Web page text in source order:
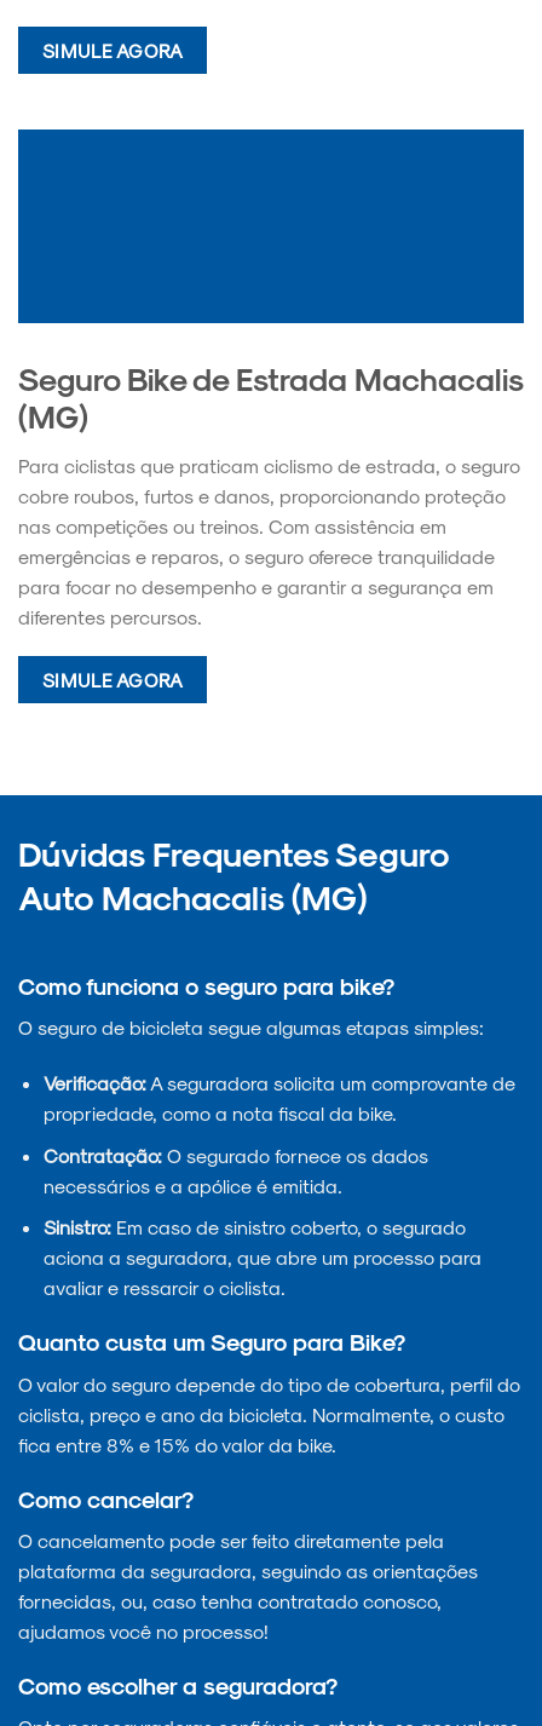
SIMULE AGORA
Seguro Bike de Estrada Machacalis
(MG)
Para ciclistas que praticam ciclismo de estrada, o seguro
cobre roubos, furtos e danos, proporcionando proteção
nas competições ou treinos. Com assistência em
emergências e reparos, o seguro oferece tranquilidade
para focar no desempenho e garantir a segurança em
diferentes percursos.
SIMULE AGORA
Dúvidas Frequentes Seguro
Auto Machacalis (MG)
Como funciona o seguro para bike?
O seguro de bicicleta segue algumas etapas simples:
Verificação:A seguradora solicita um comprovante de
propriedade, como a nota fiscal da bike.
Contratação:O segurado fornece os dados
necessários e a apólice é emitida.
Sinistro:Em caso de sinistro coberto, o segurado
aciona a seguradora, que abre um processo para
avaliar e ressarcir o ciclista.
Quanto custa um Seguro para Bike?
O valor do seguro depende do tipo de cobertura, perfil do
ciclista, preço e ano da bicicleta. Normalmente, o custo
fica entre 8% e 15% do valor da bike.
Como cancelar?
O cancelamento pode ser feito diretamente pela
plataforma da seguradora, seguindo as orientações
fornecidas, ou, caso tenha contratado conosco,
ajudamos você no processo!
Como escolher a seguradora?